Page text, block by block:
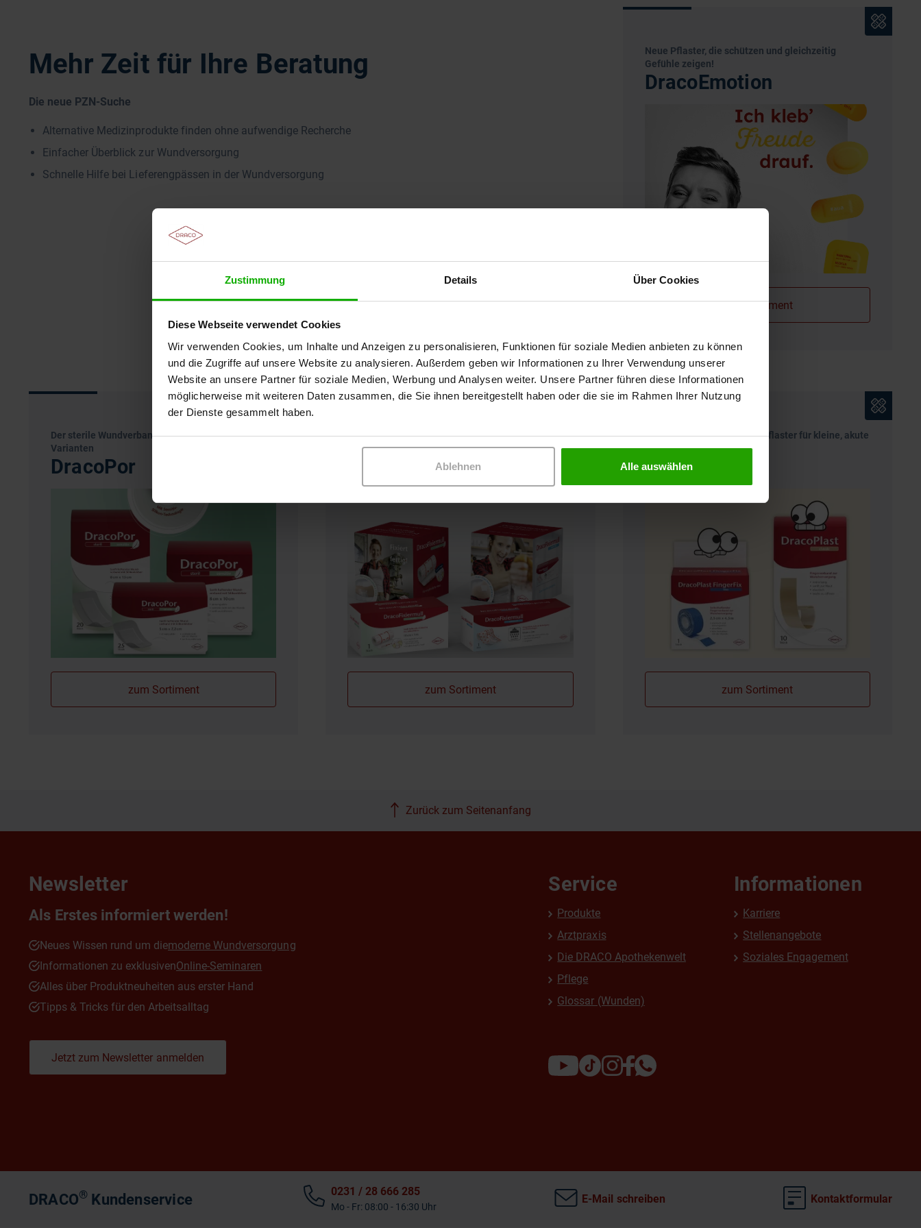
Zustimmung Details Über Cookies
Diese Webseite verwendet Cookies
Wir verwenden Cookies, um Inhalte und Anzeigen zu personalisieren, Funktionen für soziale Medien anbieten zu können
und die Zugriffe auf unsere Website zu analysieren. Außerdem geben wir Informationen zu Ihrer Verwendung unserer
Website an unsere Partner für soziale Medien, Werbung und Analysen weiter. Unsere Partner führen diese Informationen
möglicherweise mit weiteren Daten zusammen, die Sie ihnen bereitgestellt haben oder die sie im Rahmen Ihrer Nutzung
der Dienste gesammelt haben.
Ablehnen Alle auswählen
Mehr Zeit für Ihre Beratung
Die neue PZN-Suche
Alternative Medizinprodukte finden ohne aufwendige Recherche
Einfacher Überblick zur Wundversorgung
Schnelle Hilfe bei Lieferengpässen in der Wundversorgung
Neue Pflaster, die schützen und gleichzeitig
Gefühle zeigen!
DracoEmotion
zum Sortiment
Der sterile Wundverband für akute Wunden - in drei
Varianten
DracoPor
zum Sortiment
Das elastische, hypoallergene Klebevlies zur
Verbandfixierung
DracoFixiermull
zum Sortiment
Atmungsaktive, elastische Pflaster für kleine, akute
Wunden
DracoPlast
zum Sortiment
Zurück zum Seitenanfang
Newsletter
Als Erstes informiert werden!
Neues Wissen rund um diemoderne Wundversorgung
Informationen zu exklusivenOnline-Seminaren
Alles über Produktneuheiten aus erster Hand
Tipps & Tricks für den Arbeitsalltag
Jetzt zum Newsletter anmelden
Service
Produkte
Arztpraxis
Die DRACO Apothekenwelt
Pflege
Glossar (Wunden)
Informationen
Karriere
Stellenangebote
Soziales Engagement
DRACO® Kundenservice 0231 / 28 666 285
Mo - Fr: 08:00 - 16:30 Uhr
E-Mail schreiben Kontaktformular